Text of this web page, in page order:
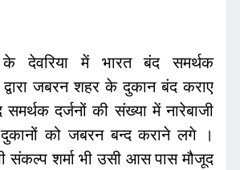
देवरिया में भारत बंद समर्थक
द्वारा जबरन शहर के दुकान बंद कराए
दर्जनों की संख्या में नारेबाजी
को जबरन बन्द कराने लगे ।
संकल्प शर्मा भी उसी आस पास मौजूद